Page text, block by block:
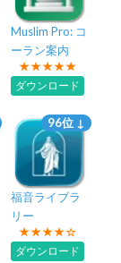
Muslim Pro: コ
ーラン案内
ダウンロード
96位 ↓
福音ライブラ
リー
ダウンロード